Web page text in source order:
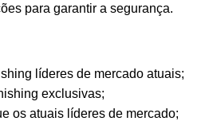
para garantir a segurança.
líderes de mercado atuais;
exclusivas;
os atuais líderes de mercado;